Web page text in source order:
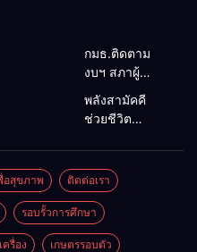
กมธ.ติดตาม
งบฯ สภาผู้
แม่สะเรียง ถก
แนวทาง
บริหารงบ
ประมาณ เร่ง
พัฒนาพื้นที่
หนุนท่องเที่ยว
3 อำเภอ
ชายแดน
พลังสามัคคี
ช่วยชีวิต
ชาวบ้าน ดึง
รถกระบะตก
ข้างทาง
สำเร็จ สะท้อน
น้ำใจไทย
อสุขภาพ ติดต่อเรา
รอบรั้วการศึกษา
รื่อง เกษตรรอบตัว